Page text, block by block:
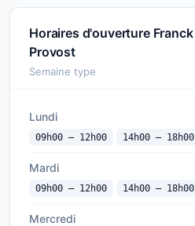
Horaires d'ouverture Franck
Provost
Semaine type
Lundi
09h00 — 12h00 14h00 — 18h00
Mardi
09h00 — 12h00 14h00 — 18h00
Mercredi